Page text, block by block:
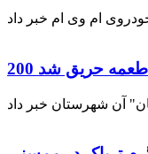
طعمه حریق شد